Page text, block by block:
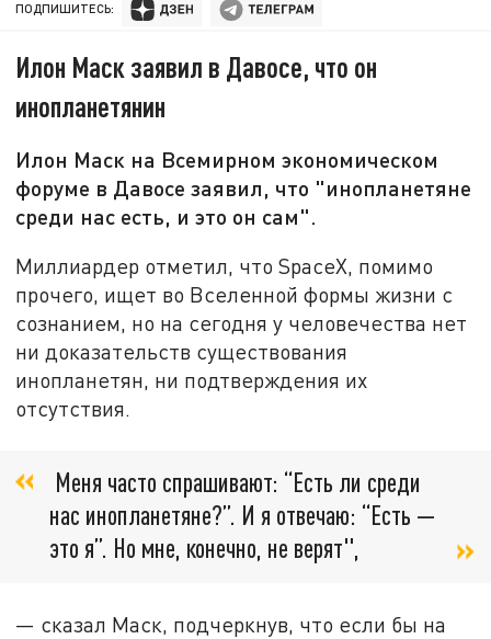
ПОДПИШИТЕСЬ:
Илон Маск заявил в Давосе, что он
инопланетянин
Илон Маск на Всемирном экономическом
форуме в Давосе заявил, что "инопланетяне
среди нас есть, и это он сам".
Миллиардер отметил, что SpaceX, помимо
прочего, ищет во Вселенной формы жизни с
сознанием, но на сегодня у человечества нет
ни доказательств существования
инопланетян, ни подтверждения их
отсутствия.
Меня часто спрашивают: “Есть ли среди
нас инопланетяне?”. И я отвечаю: “Есть —
это я”. Но мне, конечно, не верят",
— сказал Маск, подчеркнув, что если бы на